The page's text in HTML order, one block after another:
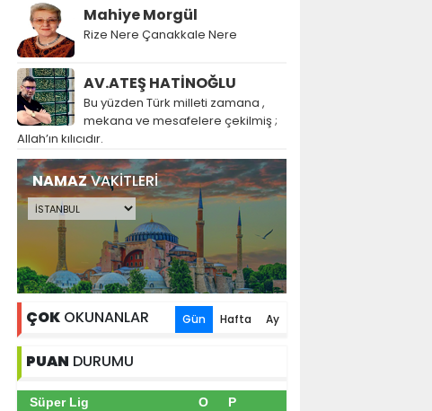
Mahiye Morgül
Rize Nere Çanakkale Nere
AV.ATEŞ HATİNOĞLU
Bu yüzden Türk milleti zamana ,
mekana ve mesafelere çekilmiş ;
Allah’ın kılıcıdır.
NAMAZVAKİTLERİ
ÇOK OKUNANLAR Gün Hafta Ay
PUAN DURUMU
Süper Lig O P